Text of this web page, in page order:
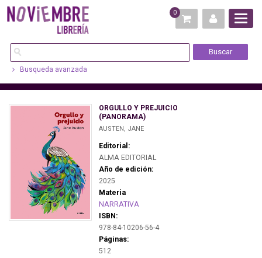
0
Busqueda avanzada
ORGULLO Y PREJUICIO
(PANORAMA)
AUSTEN, JANE
Editorial:
ALMA EDITORIAL
Año de edición:
2025
Materia
NARRATIVA
ISBN:
978-84-10206-56-4
Páginas:
512